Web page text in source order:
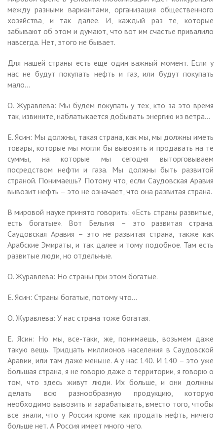
между разными вариантами, организация общественного
хозяйства, и так далее. И, каждый раз те, которые
забывают об этом и думают, что вот им счастье привалило
навсегда. Нет, этого не бывает.
Для нашей страны есть еще один важный момент. Если у
нас не будут покупать нефть и газ, или будут покупать
мало…
О. Журавлева: Мы будем покупать у тех, кто за это время
так, извините, наблатыкается добывать энергию из ветра…
Е. Ясин: Мы должны, такая страна, как мы, мы должны иметь
товары, которые мы могли бы вывозить и продавать на те
суммы, на которые мы сегодня выторговываем
посредством нефти и газа. Мы должны быть развитой
страной. Понимаешь? Потому что, если Саудовская Аравия
вывозит нефть – это не означает, что она развитая страна.
В мировой науке принято говорить: «Есть страны развитые,
есть богатые». Вот Бельгия – это развитая страна.
Саудовская Аравия – это не развитая страна, также как
Арабские Эмираты, и так далее и тому подобное. Там есть
развитые люди, но отдельные.
О. Журавлева: Но страны при этом богатые.
Е. Ясин: Страны богатые, потому что…
О. Журавлева: У нас страна тоже богатая.
Е. Ясин: Но мы, все-таки, же, понимаешь, возьмем даже
такую вещь. Тридцать миллионов населения в Саудовской
Аравии, или там даже меньше. А у нас 140. И 140 – это уже
большая страна, я не говорю даже о территории, я говорю о
том, что здесь живут люди. Их больше, и они должны
делать всю разнообразную продукцию, которую
необходимо вывозить и зарабатывать, вместо того, чтобы
все знали, что у России кроме как продать нефть, ничего
больше нет. А Россия имеет много чего.